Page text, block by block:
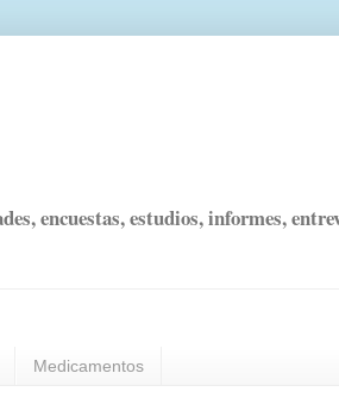
encuestas, estudios, informes,
Medicamentos